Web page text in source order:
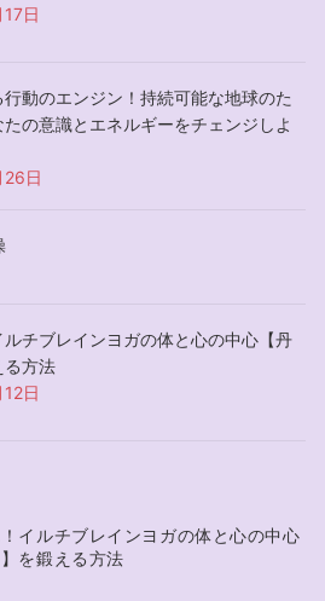
日
動のエンジン！持続可能な地球のた
の意識とエネルギーをチェンジしよ
日
ルチブレインヨガの体と心の中心【丹
る方法
日
イルチブレインヨガの体と心の中心
】を鍛える方法